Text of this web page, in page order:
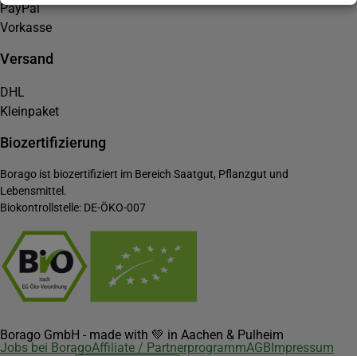
PayPal
Vorkasse
Versand
DHL
Kleinpaket
Biozertifizierung
Borago ist biozertifiziert im Bereich Saatgut, Pflanzgut und
Lebensmittel.
Biokontrollstelle: DE-ÖKO-007
Borago GmbH - made with 💚 in Aachen & Pulheim
Jobs bei BoragoAffiliate / PartnerprogrammAGB Impressum